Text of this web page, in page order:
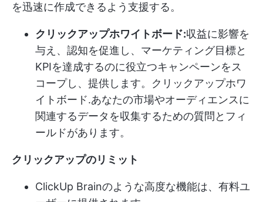
を迅速に作成できるよう支援する。
クリックアップホワイトボード:収益に影響を
与え、認知を促進し、マーケティング目標と
KPIを達成するのに役立つキャンペーンをス
コープし、提供します。 クリックアップホワ
イトボード.あなたの市場やオーディエンスに
関連するデータを収集するための質問とフィ
ールドがあります。
クリックアップのリミット
ClickUp Brainのような高度な機能は、有料ユ